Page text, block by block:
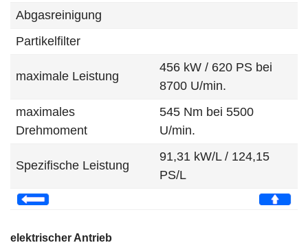
Abgasreinigung
Partikelfilter
maximale Leistung
456 kW / 620 PS bei
8700 U/min.
maximales
Drehmoment
545 Nm bei 5500
U/min.
Spezifische Leistung
91,31 kW/L / 124,15
PS/L
elektrischer Antrieb